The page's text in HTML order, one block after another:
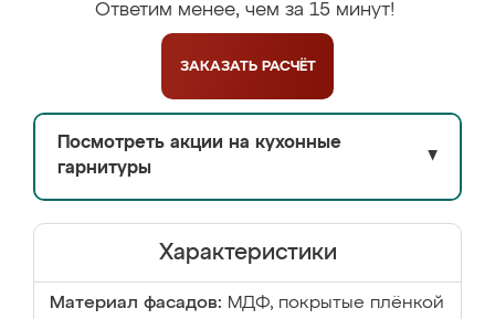
Ответим менее, чем за 15 минут!
ЗАКАЗАТЬ РАСЧЁТ
Посмотреть акции на кухонные
гарнитуры
▼
Характеристики
Материал фасадов: МДФ, покрытые плёнкой